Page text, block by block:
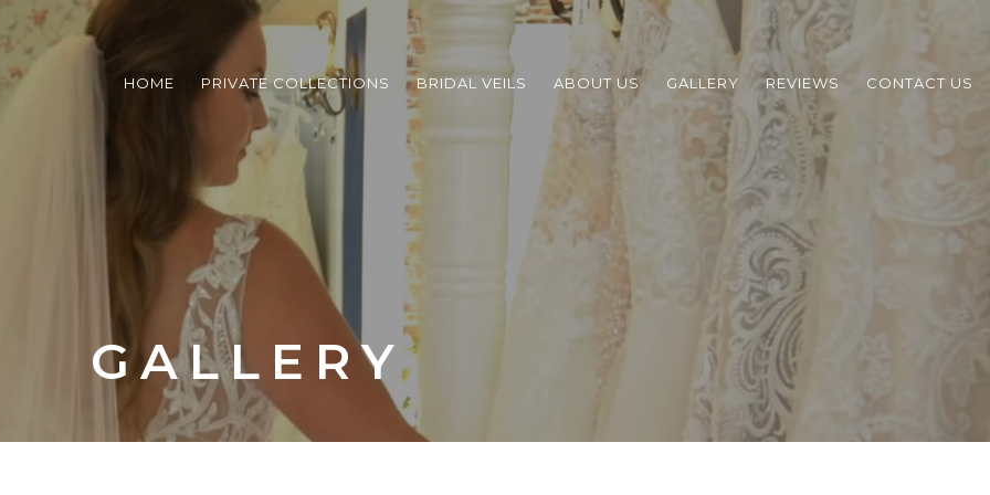
HOME PRIVATE COLLECTIONS BRIDAL VEILS ABOUT US GALLERY REVIEWS CONTACT US
GALLERY